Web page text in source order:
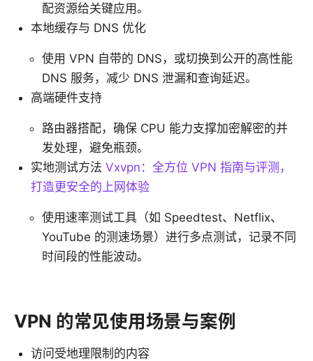
配资源给关键应用。
本地缓存与 DNS 优化
使用 VPN 自带的 DNS，或切换到公开的高性能
DNS 服务，减少 DNS 泄漏和查询延迟。
高端硬件支持
路由器搭配，确保 CPU 能力支撑加密解密的并
发处理，避免瓶颈。
实地测试方法 Vxvpn：全方位 VPN 指南与评测，
打造更安全的上网体验
使用速率测试工具（如 Speedtest、Netflix、
YouTube 的测速场景）进行多点测试，记录不同
时间段的性能波动。
VPN 的常见使用场景与案例
访问受地理限制的内容